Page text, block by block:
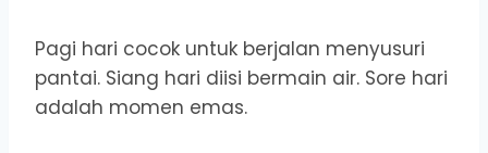
Pagi hari cocok untuk berjalan menyusuri
pantai. Siang hari diisi bermain air. Sore hari
adalah momen emas.